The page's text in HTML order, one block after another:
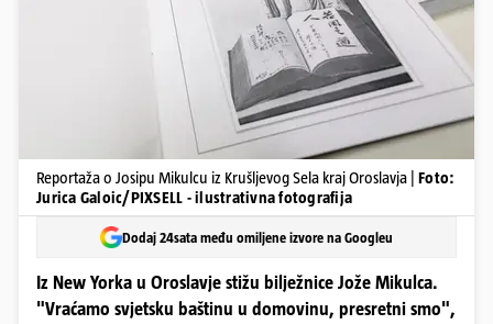
Reportaža o Josipu Mikulcu iz Krušljevog Sela kraj Oroslavja | Foto:
Jurica Galoic/PIXSELL - ilustrativna fotografija
Dodaj 24sata među omiljene izvore na Googleu
Iz New Yorka u Oroslavje stižu bilježnice Jože Mikulca.
"Vraćamo svjetsku baštinu u domovinu, presretni smo",